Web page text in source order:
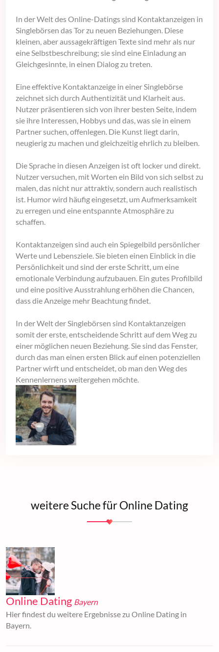
In der Welt des Online-Datings sind Kontaktanzeigen in
Singlebörsen das Tor zu neuen Beziehungen. Diese
kleinen, aber aussagekräftigen Texte sind mehr als nur
eine Selbstbeschreibung; sie sind eine Einladung an
Gleichgesinnte, in einen Dialog zu treten.
Eine effektive Kontaktanzeige in einer Singlebörse
zeichnet sich durch Authentizität und Klarheit aus.
Nutzer präsentieren sich von ihrer besten Seite, indem
sie ihre Interessen, Hobbys und das, was sie in einem
Partner suchen, offenlegen. Die Kunst liegt darin,
neugierig zu machen und gleichzeitig ehrlich zu bleiben.
Die Sprache in diesen Anzeigen ist oft locker und direkt.
Nutzer versuchen, mit Worten ein Bild von sich selbst zu
malen, das nicht nur attraktiv, sondern auch realistisch
ist. Humor wird häufig eingesetzt, um Aufmerksamkeit
zu erregen und eine entspannte Atmosphäre zu
schaffen.
Kontaktanzeigen sind auch ein Spiegelbild persönlicher
Werte und Lebensziele. Sie bieten einen Einblick in die
Persönlichkeit und sind der erste Schritt, um eine
emotionale Verbindung aufzubauen. Ein gutes Profilbild
und eine positive Ausstrahlung erhöhen die Chancen,
dass die Anzeige mehr Beachtung findet.
In der Welt der Singlebörsen sind Kontaktanzeigen
somit der erste, entscheidende Schritt auf dem Weg zu
einer möglichen neuen Beziehung. Sie sind das Fenster,
durch das man einen ersten Blick auf einen potenziellen
Partner wirft und entscheidet, ob man den Weg des
Kennenlernens weitergehen möchte.
weitere Suche für Online Dating
Online Dating Bayern
Hier findest du weitere Ergebnisse zu Online Dating in
Bayern.